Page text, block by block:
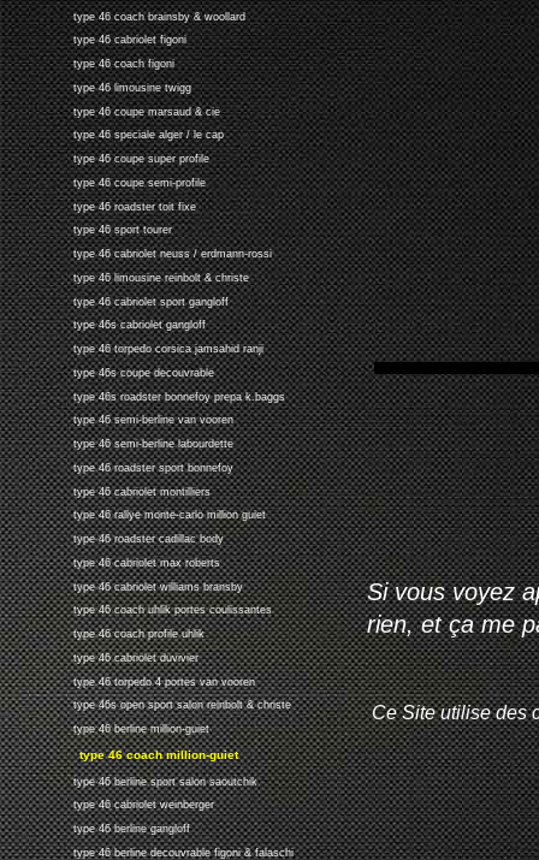
type 46 coach brainsby & woollard
type 46 cabriolet figoni
type 46 coach figoni
type 46 limousine twigg
type 46 coupe marsaud & cie
type 46 speciale alger / le cap
type 46 coupe super profile
type 46 coupe semi-profile
type 46 roadster toit fixe
type 46 sport tourer
type 46 cabriolet neuss / erdmann-rossi
type 46 limousine reinbolt & christe
type 46 cabriolet sport gangloff
type 46s cabriolet gangloff
type 46 torpedo corsica jamsahid ranji
type 46s coupe decouvrable
type 46s roadster bonnefoy prepa k.baggs
type 46 semi-berline van vooren
type 46 semi-berline labourdette
type 46 roadster sport bonnefoy
type 46 cabriolet montilliers
type 46 rallye monte-carlo million guiet
type 46 roadster cadillac body
type 46 cabriolet max roberts
type 46 cabriolet williams bransby
type 46 coach uhlik portes coulissantes
type 46 coach profile uhlik
type 46 cabriolet duvivier
type 46 torpedo 4 portes van vooren
type 46s open sport salon reinbolt & christe
type 46 berline million-guiet
type 46 coach million-guiet
type 46 berline sport salon saoutchik
type 46 cabriolet weinberger
type 46 berline gangloff
type 46 berline decouvrable figoni & falaschi
Si vous voyez
rien, et ça me
Ce Site utilise des